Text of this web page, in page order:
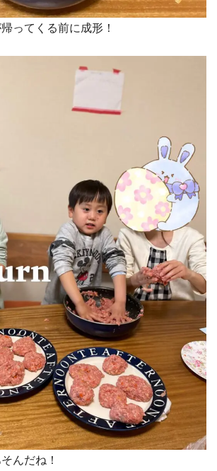
ってくる前に成形！
んだね！